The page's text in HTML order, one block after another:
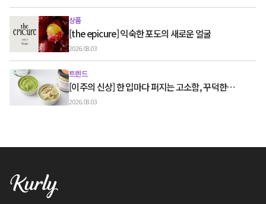
상품
[the epicure] 익숙한 포도의 새로운 얼굴
2026.08.03
트렌드
[이주의 신상] 한 입마다 퍼지는 고소함, 꾸덕한
그릭요거트와 우유 디저트
2026.08.03